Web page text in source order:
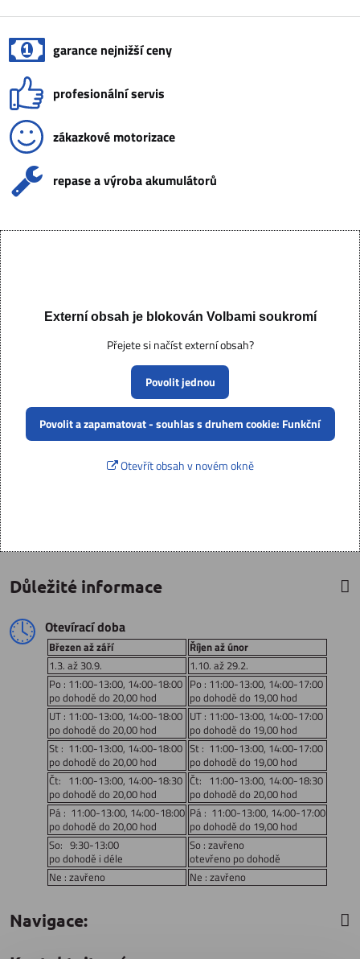
garance nejnižší ceny
profesionální servis
zákazkové motorizace
repase a výroba akumulátorů
Externí obsah je blokován Volbami soukromí
Přejete si načíst externí obsah?
Povolit jednou
Povolit a zapamatovat - souhlas s druhem cookie: Funkční
Otevřít obsah v novém okně
Důležité informace
Otevírací doba
Březen až září
Říjen až únor
1.3. až 30.9.
1.10. až 29.2.
Po : 11:00-13:00, 14:00-18:00
po dohodě do 20,00 hod
Po : 11:00-13:00, 14:00-17:00
po dohodě do 19,00 hod
UT : 11:00-13:00, 14:00-18:00
po dohodě do 20,00 hod
UT : 11:00-13:00, 14:00-17:00
po dohodě do 19,00 hod
St : 11:00-13:00, 14:00-18:00
po dohodě do 20,00 hod
St : 11:00-13:00, 14:00-17:00
po dohodě do 19,00 hod
Čt: 11:00-13:00, 14:00-18:30
po dohodě do 20,00 hod
Čt: 11:00-13:00, 14:00-18:30
po dohodě do 20,00 hod
Pá : 11:00-13:00, 14:00-18:00
po dohodě do 20,00 hod
Pá : 11:00-13:00, 14:00-17:00
po dohodě do 19,00 hod
So: 9:30-13:00
po dohodě i déle
So : zavřeno
otevřeno po dohodě
Ne : zavřeno
Ne : zavřeno
Navigace: